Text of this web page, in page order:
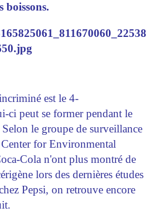
boissons.
est le 4-
ci peut se former pendant le
Selon le groupe de surveillance
for Environmental
Cola n'ont plus montré de
lors des dernières études
Pepsi, on retrouve encore